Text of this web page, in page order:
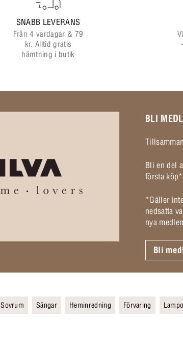
SNABB LEVERANS
Från 4 vardagar & 79
kr. Alltid gratis
hämtning i butik
BLI
Bli en del
första
*Gäller
nedsatta
nya
Bli
Sovrum Sängar Heminredning Förvaring